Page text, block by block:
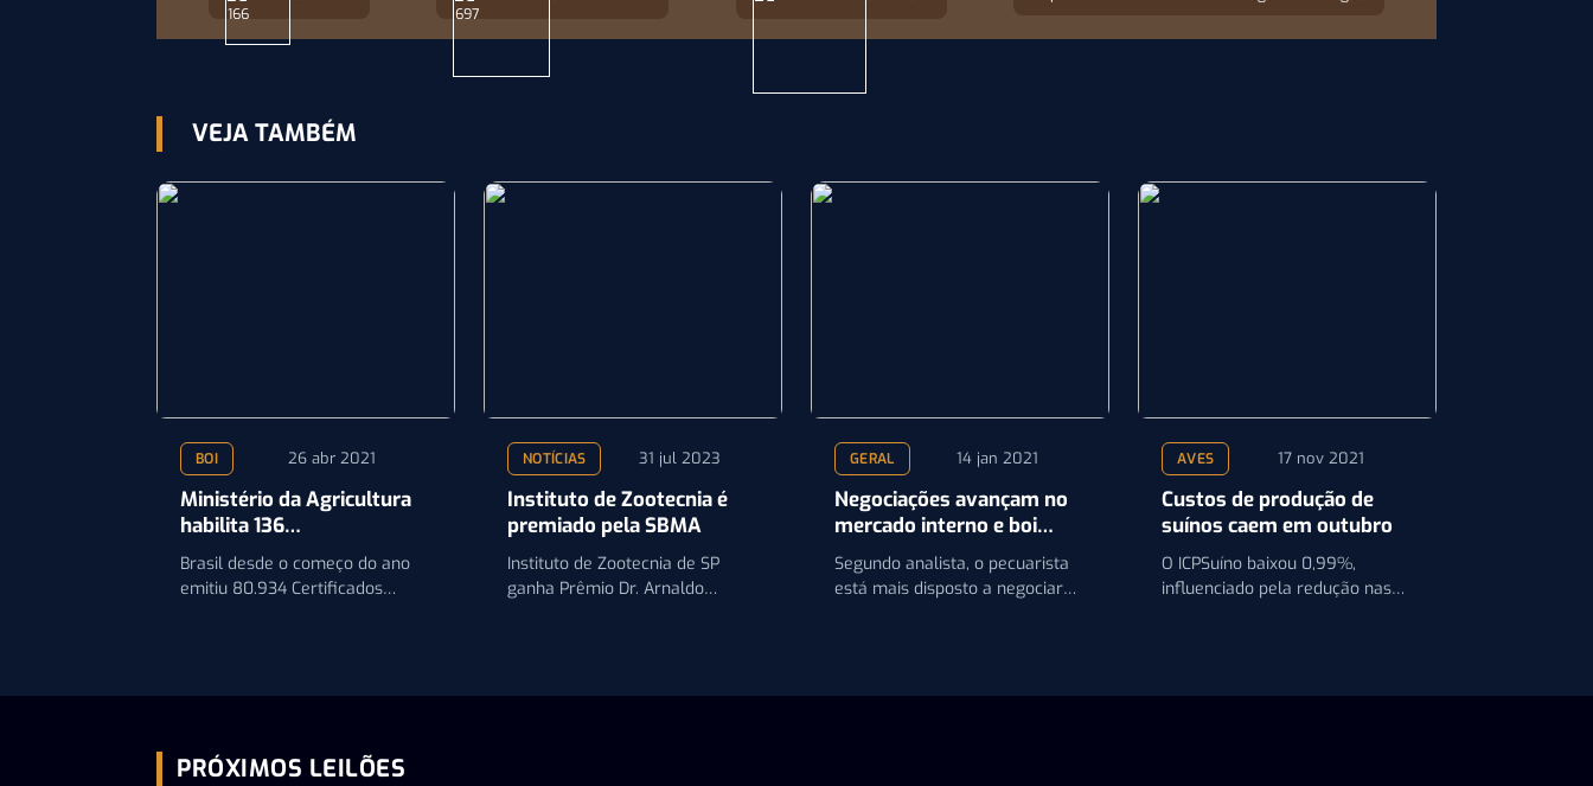
VEJA TAMBÉM
BOI 26 abr 2021
Ministério da Agricultura
habilita 136
estabelecimentos para
exportação
Brasil desde o começo do ano
emitiu 80.934 Certificados
NOTÍCIAS 31 jul 2023
Instituto de Zootecnia é
premiado pela SBMA
Instituto de Zootecnia de SP
ganha Prêmio Dr. Arnaldo
GERAL 14 jan 2021
Negociações avançam no
mercado interno e boi
gordo tem alívio nos
preços
Segundo analista, o pecuarista
está mais disposto a negociar
AVES 17 nov 2021
Custos de produção de
suínos caem em outubro
O ICPSuíno baixou 0,99%,
influenciado pela redução nas
PRÓXIMOS LEILÕES